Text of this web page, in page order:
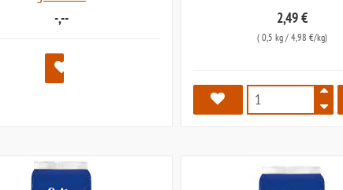
-,-- 2,49 €
( 0,5 kg/ 4,98 €/kg)
5359